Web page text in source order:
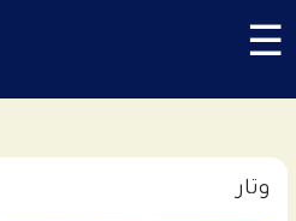
☰
وتار